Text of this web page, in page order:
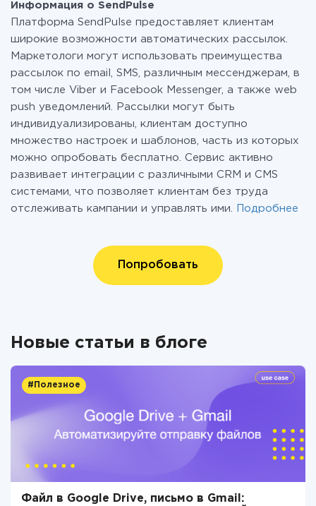
Информация о SendPulse
Платформа SendPulse предоставляет клиентам
широкие возможности автоматических рассылок.
Маркетологи могут использовать преимущества
рассылок по email, SMS, различным мессенджерам, в
том числе Viber и Facebook Messenger, а также web
push уведомлений. Рассылки могут быть
индивидуализированы, клиентам доступно
множество настроек и шаблонов, часть из которых
можно опробовать бесплатно. Сервис активно
развивает интеграции с различными CRM и CMS
системами, что позволяет клиентам без труда
отслеживать кампании и управлять ими.
Подробнее
Попробовать
Новые статьи в блоге
#Полезное
Файл в Google Drive, письмо в Gmail: